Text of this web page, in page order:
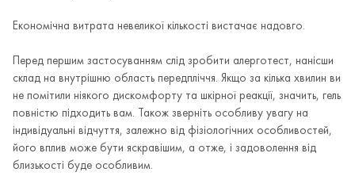
Економічна витрата невеликої кількості вистачає надовго.
Перед першим застосуванням слід зробити алерготест, нанісши
склад на внутрішню область передпліччя. Якщо за кілька хвилин ви
не помітили ніякого дискомфорту та шкірної реакції, значить, гель
повністю підходить вам. Також зверніть особливу увагу на
індивідуальні відчуття, залежно від фізіологічних особливостей,
його вплив може бути яскравішим, а отже, і задоволення від
близькості буде особливим.